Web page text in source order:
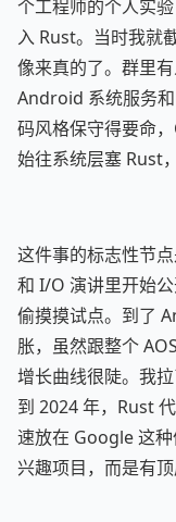
个工程师的个人实
入 Rust。当时我就
像来真的了。群里
Android 系统服务
码风格保守得要命
始往系统层塞 Rust
这件事的标志性节
和 I/O 演讲里开始
偷摸摸试点。到了
胀，虽然跟整个
增长曲线很陡。我
到 2024 年，Rust
速放在 Google 这
兴趣项目，而是有顶